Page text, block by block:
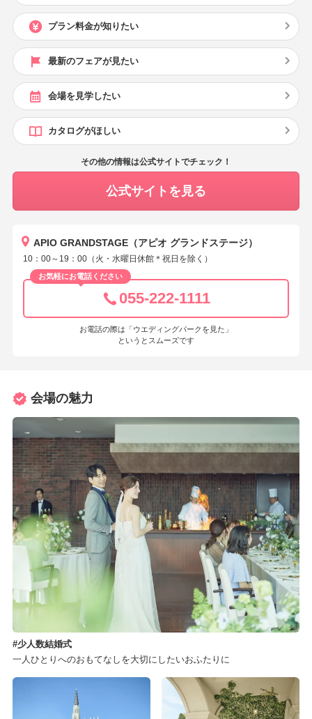
プラン料金が知りたい
最新のフェアが見たい
会場を見学したい
カタログがほしい
その他の情報は公式サイトでチェック！
公式サイトを見る
APIO GRANDSTAGE（アピオ グランドステージ）
10：00～19：00（火・水曜日休館＊祝日を除く）
お気軽にお電話ください
055-222-1111
お電話の際は「ウエディングパークを見た」
というとスムーズです
会場の魅力
少人数結婚式
一人ひとりへのおもてなしを大切にしたいおふたりに